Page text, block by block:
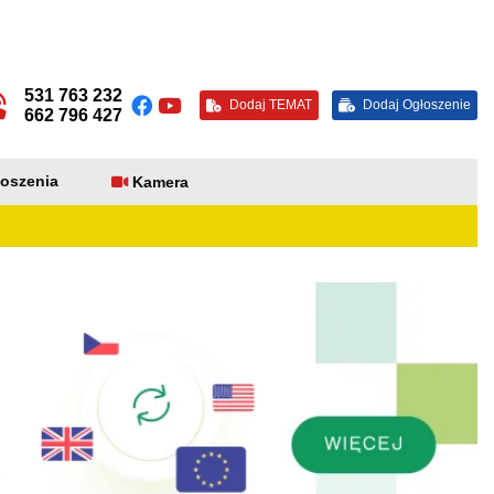
531 763 232
662 796 427
Dodaj TEMAT Dodaj Ogłoszenie
Kamera